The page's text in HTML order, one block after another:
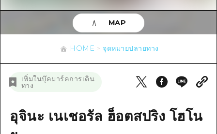
ช้อปปิ้ง
กีฬา
สถานบันเทิงยามค่ำคืน
มาตรฐาน
บิงโก
บริเวณรอบๆ มิยาจิมะ
บิงโก
บิโฮคุ
เกโฮคุ
จังหวัดเอฮิเมะ
ข้อมูลที่เป็นประโยชน์
รายการ
เข้าถึงเข้าถึง
สรุปการจราจรรอง
ตั๋วเที่ยวคุ้มค่าตั๋วเที่ยวคุ้มค่า
ข่าว
HOME จุดหมายปลายทาง
เพิ่มในบุ๊คมาร์คการเดิน
ทาง
อุจินะ เนเชอรัล ฮ็อตสปริง โฮโน
MAP